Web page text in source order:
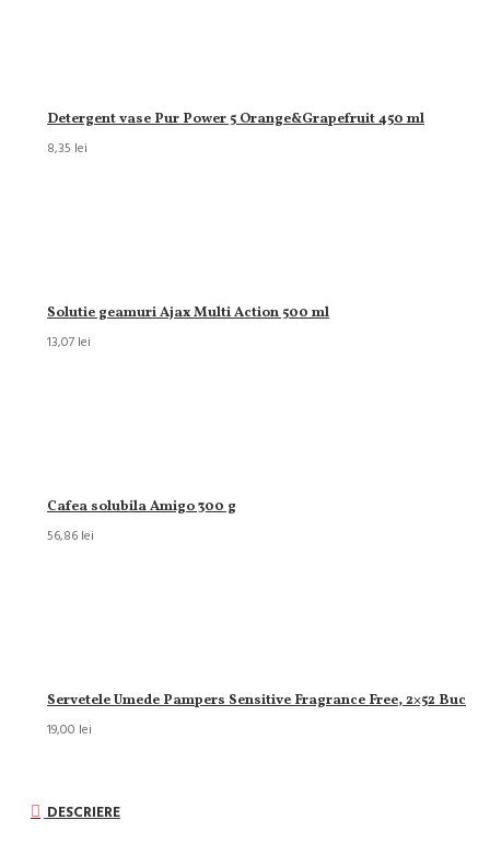
Detergent vase Pur Power 5 Orange&Grapefruit 450 ml
8,35 lei
Solutie geamuri Ajax Multi Action 500 ml
13,07 lei
Cafea solubila Amigo 300 g
56,86 lei
Servetele Umede Pampers Sensitive Fragrance Free, 2×52 Buc
19,00 lei
DESCRIERE